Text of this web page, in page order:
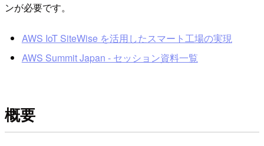
ンが必要です。
AWS IoT SiteWise を活用したスマート工場の実現
AWS Summit Japan - セッション資料一覧
概要